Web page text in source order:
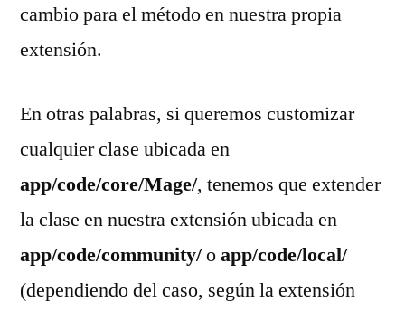
cambio para el método en nuestra propia
extensión.
En otras palabras, si queremos customizar
cualquier clase ubicada en
app/code/core/Mage/, tenemos que extender
la clase en nuestra extensión ubicada en
app/code/community/oapp/code/local/
(dependiendo del caso, según la extensión